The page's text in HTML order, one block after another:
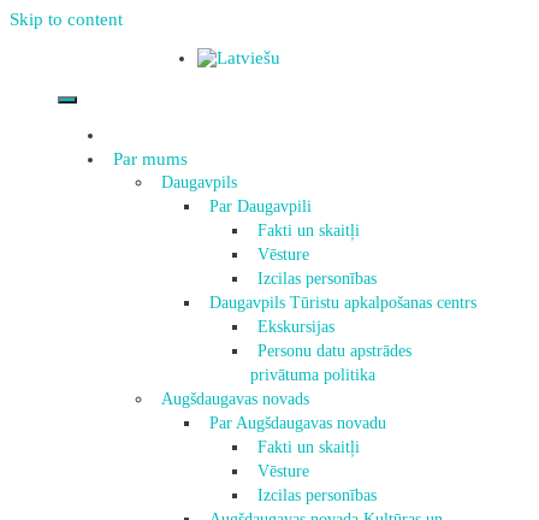
Skip to content
Par mums
Daugavpils
Par Daugavpili
Fakti un skaitļi
Vēsture
Izcilas personības
Daugavpils Tūristu apkalpošanas centrs
Ekskursijas
Personu datu apstrādes
privātuma politika
Augšdaugavas novads
Par Augšdaugavas novadu
Fakti un skaitļi
Vēsture
Izcilas personības